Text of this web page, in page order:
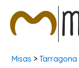
BUSCAR MISAS
Misas > Tarragona